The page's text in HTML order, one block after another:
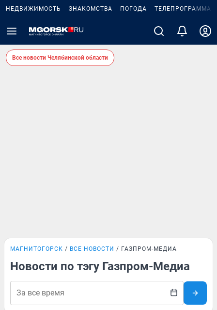
НЕДВИЖИМОСТЬ ЗНАКОМСТВА ПОГОДА ТЕЛЕПРОГРАММА
Все новости Челябинской области
МАГНИТОГОРСК ВСЕ НОВОСТИ ГАЗПРОМ-МЕДИА
Новости по тэгу Газпром-Медиа